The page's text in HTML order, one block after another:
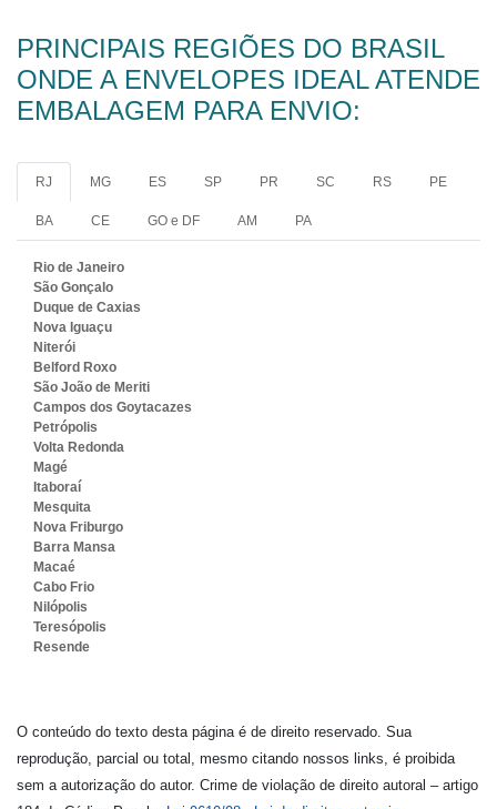
PRINCIPAIS REGIÕES DO BRASIL
ONDE A ENVELOPES IDEAL ATENDE
EMBALAGEM PARA ENVIO:
RJ MG ES SP PR SC RS PE
BA CE GO e DF AM PA
Rio de Janeiro
São Gonçalo
Duque de Caxias
Nova Iguaçu
Niterói
Belford Roxo
São João de Meriti
Campos dos Goytacazes
Petrópolis
Volta Redonda
Magé
Itaboraí
Mesquita
Nova Friburgo
Barra Mansa
Macaé
Cabo Frio
Nilópolis
Teresópolis
Resende
O conteúdo do texto desta página é de direito reservado. Sua
reprodução, parcial ou total, mesmo citando nossos links, é proibida
sem a autorização do autor. Crime de violação de direito autoral – artigo